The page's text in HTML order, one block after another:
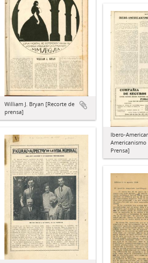
William J. Bryan [Recorte de
prensa]
Ibero-
Prensa]